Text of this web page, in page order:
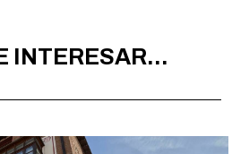
INTERESAR...